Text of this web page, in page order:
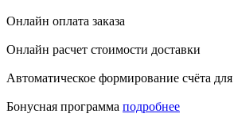
Онлайн оплата заказа
Онлайн расчет стоимости доставки
Автоматическое формирование счёта
Бонусная программа подробнее